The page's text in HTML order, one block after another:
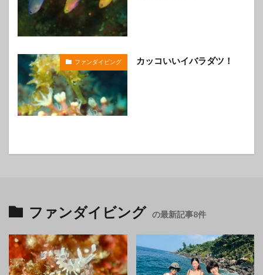
ファンダイビング カッコいいイバラダツ！
ファンダイビング の最新記事8件